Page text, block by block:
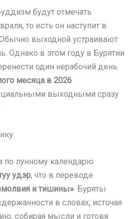
будут отмечать
то есть он наступит в
Обычно выходной устраивают
Однако в этом году в Бурятии
один нерабочий день.
месяца в 2026
выходными сразу
по лунному календарю
удэр, что в переводе
и тишины». Буряты
в словах, источая
собирая мысли и готовя